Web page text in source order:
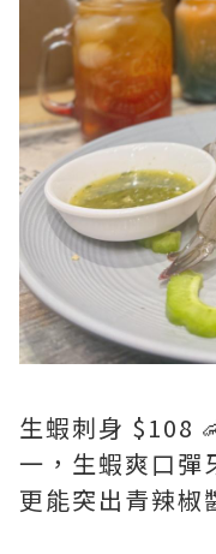
生蝦刺身 $108
一，生蝦爽口彈
更能突出青辣椒